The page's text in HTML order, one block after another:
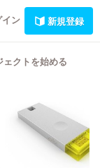
イン 新規登録
ェクトを始める